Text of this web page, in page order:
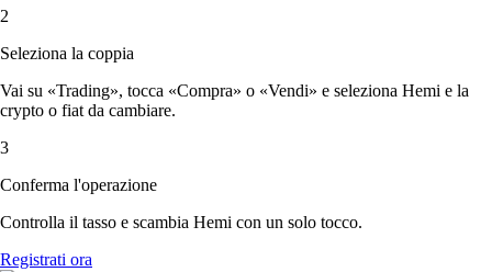
2
Seleziona la coppia
Vai su «Trading», tocca «Compra» o «Vendi» e seleziona Hemi e la
crypto o fiat da cambiare.
3
Conferma l'operazione
Controlla il tasso e scambia Hemi con un solo tocco.
Registrati ora